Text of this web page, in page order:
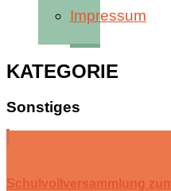
Impressum
KATEGORIE
Sonstiges
Schulvollversammlung